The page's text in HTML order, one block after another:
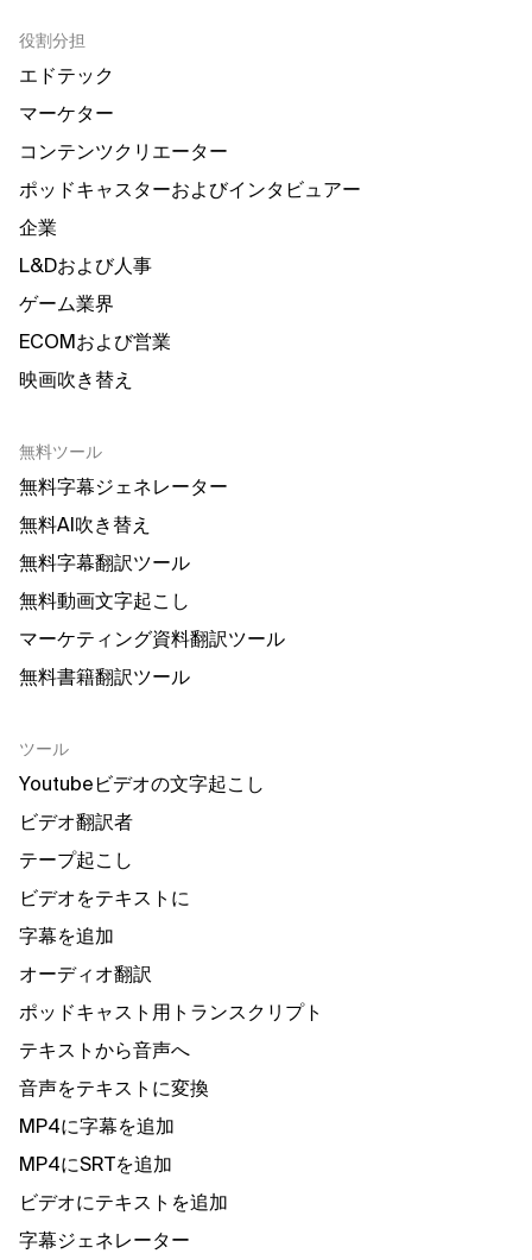
役割分担
エドテック
マーケター
コンテンツクリエーター
ポッドキャスターおよびインタビュアー
企業
L&Dおよび人事
ゲーム業界
ECOMおよび営業
映画吹き替え
無料ツール
無料字幕ジェネレーター
無料AI吹き替え
無料字幕翻訳ツール
無料動画文字起こし
マーケティング資料翻訳ツール
無料書籍翻訳ツール
ツール
Youtubeビデオの文字起こし
ビデオ翻訳者
テープ起こし
ビデオをテキストに
字幕を追加
オーディオ翻訳
ポッドキャスト用トランスクリプト
テキストから音声へ
音声をテキストに変換
MP4に字幕を追加
MP4にSRTを追加
ビデオにテキストを追加
字幕ジェネレーター